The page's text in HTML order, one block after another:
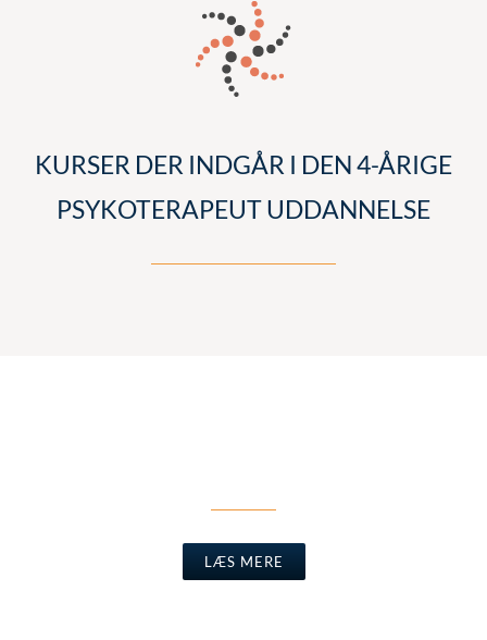
KURSER DER INDGÅR I DEN 4-ÅRIGE
PSYKOTERAPEUT UDDANNELSE
LÆS MERE